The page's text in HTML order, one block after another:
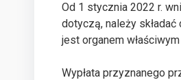
Od 1 stycznia 2022 r.
dotyczą, należy
jest organem
Wypłata przyznanego